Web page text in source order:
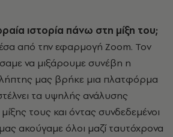
ιστορία πάνω στη μίξη του;
από την εφαρμογή Zoom. Τον
να μιξάρουμε συνέβη η
μας βρήκε μια πλατφόρμα
τα υψηλής ανάλυσης
τους και όντας συνδεδεμένοι
ακούγαμε όλοι μαζί ταυτόχρονα